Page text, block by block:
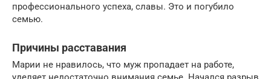
профессионального успеха, славы. Это и погубило
семью.
Причины расставания
Марии не нравилось, что муж пропадает на работе,